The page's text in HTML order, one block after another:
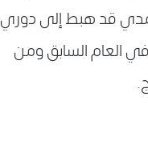
قد هبط إلى دوري
العام السابق ومن